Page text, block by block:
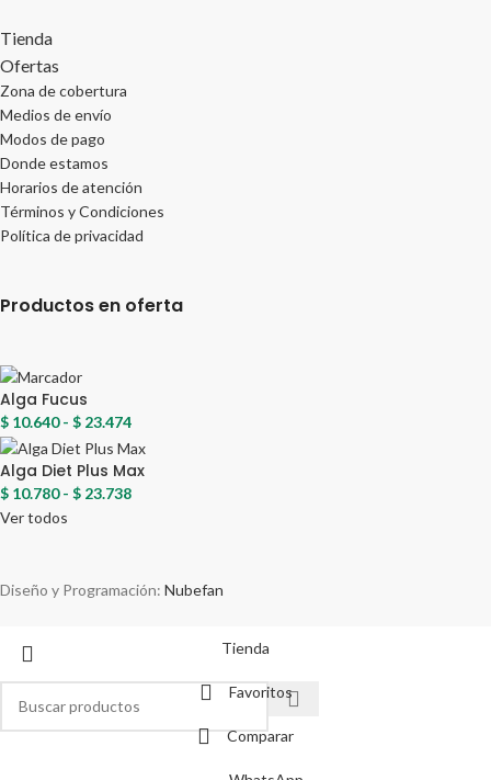
Tienda
Ofertas
Zona de cobertura
Medios de envío
Modos de pago
Donde estamos
Horarios de atención
Términos y Condiciones
Política de privacidad
Productos en oferta
Alga Fucus
$ 10.640 - $ 23.474
Alga Diet Plus Max
$ 10.780 - $ 23.738
Ver todos
Diseño y Programación: Nubefan
Tienda
Favoritos
Comparar